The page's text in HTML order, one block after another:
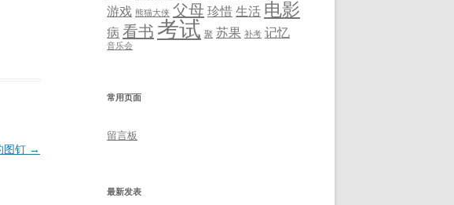
图钉 →
游戏 熊猫大侠 父母珍惜生活 电影
病 看书 考试 聚 苏果 补考 记忆
音乐会
常用页面
留言板
最新发表